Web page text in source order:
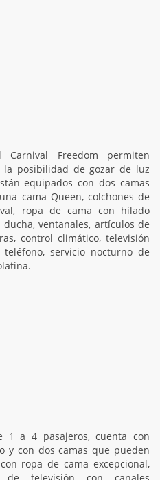
Freedom permiten
posibilidad de gozar de luz
equipados con dos camas
cama Queen, colchones de
ropa de cama con hilado
ventanales, artículos de
control climático, televisión
servicio nocturno de
1 a 4 pasajeros, cuenta con
y con dos camas que pueden
ropa de cama excepcional,